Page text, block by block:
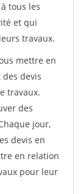
tous les
et qui
travaux.
mettre en
devis
travaux.
des
jour,
devis en
en relation
pour leur